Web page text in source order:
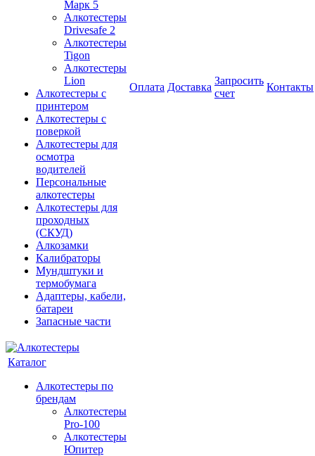
Марк 5
Алкотестеры
Drivesafe 2
Алкотестеры
Tigon
Алкотестеры
Lion
Алкотестеры с
принтером
Алкотестеры с
поверкой
Алкотестеры для
осмотра
водителей
Персональные
алкотестеры
Алкотестеры для
проходных
(СКУД)
Алкозамки
Калибраторы
Мундштуки и
термобумага
Адаптеры, кабели,
батареи
Запасные части
Оплата Доставка
Запросить
счет
Контакты
Каталог
Алкотестеры по
брендам
Алкотестеры
Pro-100
Алкотестеры
Юпитер